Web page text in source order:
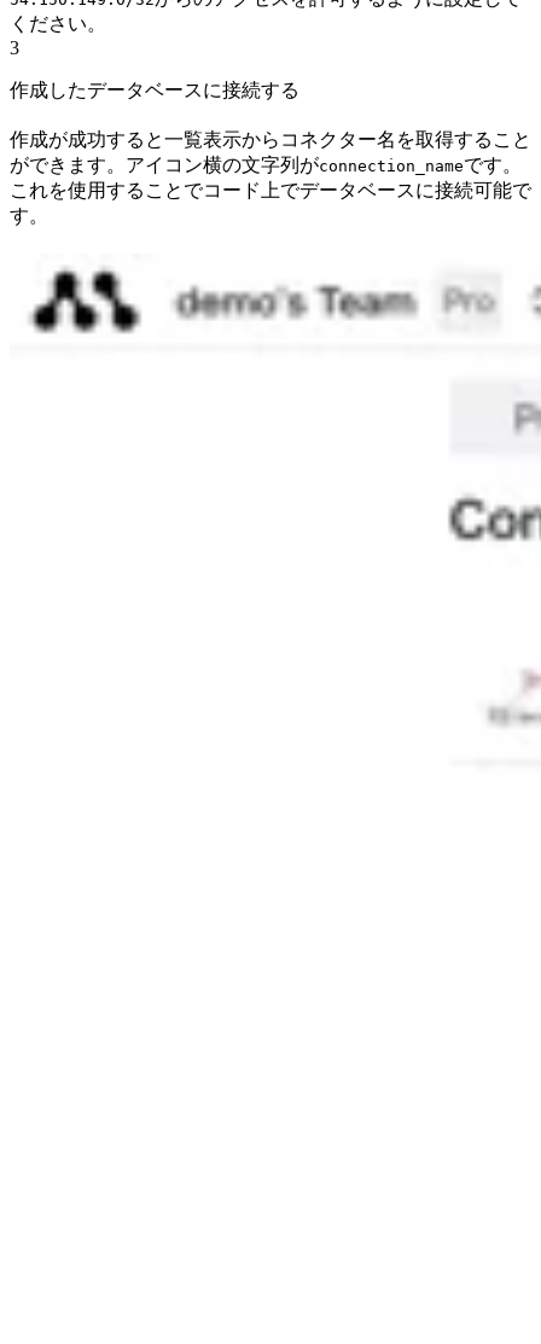
ください。
3
作成したデータベースに接続する
作成が成功すると一覧表示からコネクター名を取得すること
ができます。アイコン横の文字列がconnection_nameです。
これを使用することでコード上でデータベースに接続可能で
す。